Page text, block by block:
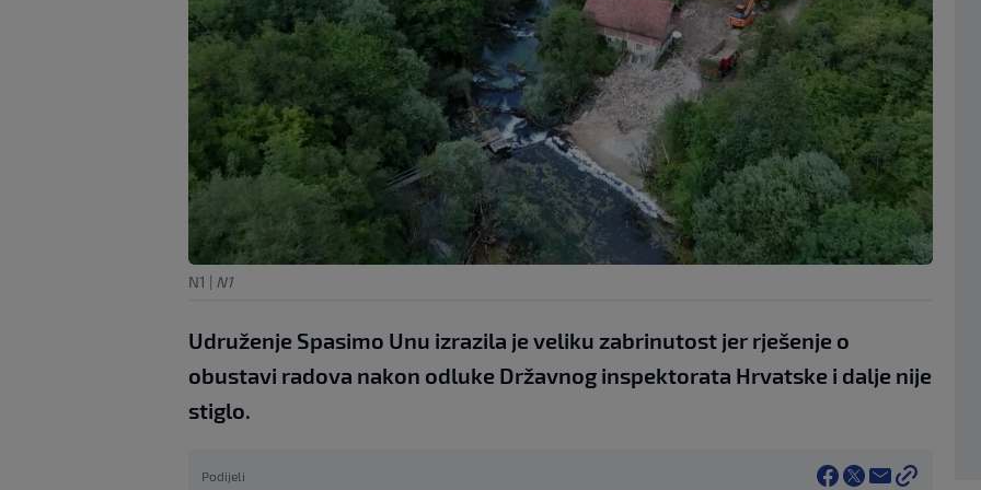
N1 | N1
Udruženje Spasimo Unu izrazila je veliku zabrinutost jer rješenje o
obustavi radova nakon odluke Državnog inspektorata Hrvatske i dalje nije
stiglo.
Podijeli